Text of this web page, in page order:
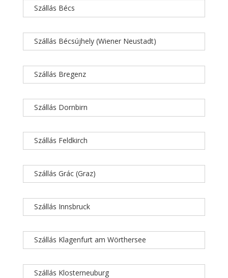
Szállás Bécs
Szállás Bécsújhely (Wiener Neustadt)
Szállás Bregenz
Szállás Dornbirn
Szállás Feldkirch
Szállás Grác (Graz)
Szállás Innsbruck
Szállás Klagenfurt am Wörthersee
Szállás Klosterneuburg